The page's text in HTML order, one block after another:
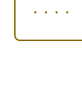
・・・・